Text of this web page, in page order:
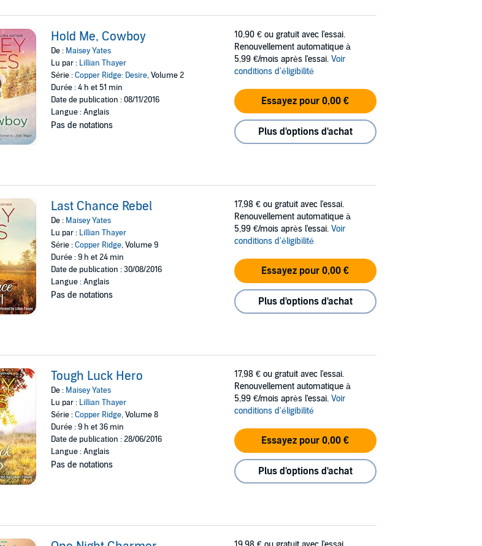
Hold Me, Cowboy
De : Maisey Yates
Lu par : Lillian Thayer
Série :Copper Ridge: Desire, Volume 2
Durée : 4 h et 51 min
Date de publication : 08/11/2016
Langue : Anglais
Pas de notations
10,90 € ou gratuit avec l'essai.
Renouvellement automatique à
5,99 €/mois après l'essai. Voir
conditions d'éligibilité
Essayez pour 0,00 €
Plus d'options d'achat
Last Chance Rebel
De : Maisey Yates
Lu par : Lillian Thayer
Série :Copper Ridge, Volume 9
Durée : 9 h et 24 min
Date de publication : 30/08/2016
Langue : Anglais
Pas de notations
17,98 € ou gratuit avec l'essai.
Renouvellement automatique à
5,99 €/mois après l'essai. Voir
conditions d'éligibilité
Essayez pour 0,00 €
Plus d'options d'achat
Tough Luck Hero
De : Maisey Yates
Lu par : Lillian Thayer
Série :Copper Ridge, Volume 8
Durée : 9 h et 36 min
Date de publication : 28/06/2016
Langue : Anglais
Pas de notations
17,98 € ou gratuit avec l'essai.
Renouvellement automatique à
5,99 €/mois après l'essai. Voir
conditions d'éligibilité
Essayez pour 0,00 €
Plus d'options d'achat